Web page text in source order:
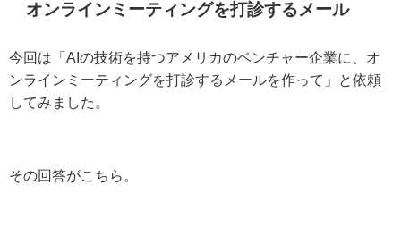
オンラインミーティングを打診するメール
今回は「AIの技術を持つアメリカのベンチャー企業に、オ
ンラインミーティングを打診するメールを作って」と依頼
してみました。
その回答がこちら。